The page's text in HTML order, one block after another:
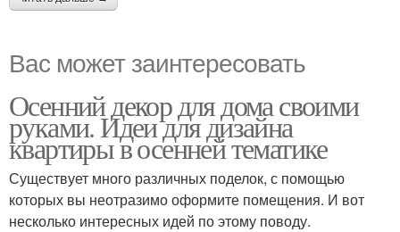
Вас может заинтересовать
Осенний декор для дома своими
руками. Идеи для дизайна
квартиры в осенней тематике
Существует много различных поделок, с помощью
которых вы неотразимо оформите помещения. И вот
несколько интересных идей по этому поводу.